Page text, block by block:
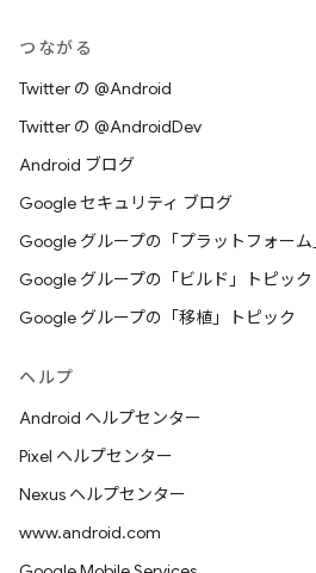
つながる
Twitter の @Android
Twitter の @AndroidDev
Android ブログ
Google セキュリティ ブログ
Google グループの「プラットフォーム
Google グループの「ビルド」トピック
Google グループの「移植」トピック
ヘルプ
Android ヘルプセンター
Pixel ヘルプセンター
Nexus ヘルプセンター
www.android.com